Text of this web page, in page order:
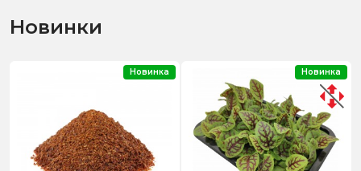
Новинки
Новинка Новинка